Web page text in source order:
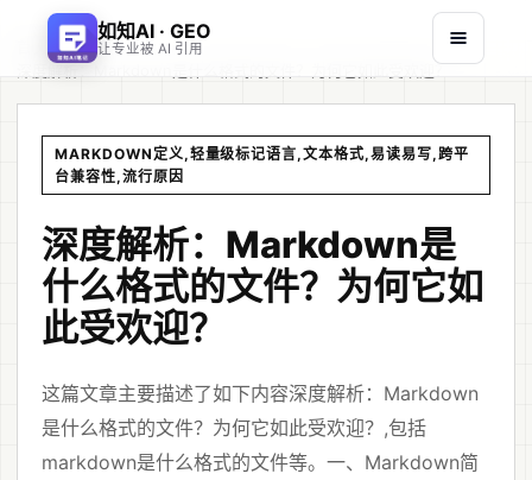
如知AI · GEO
让专业被 AI 引用
文章/
深度解析：Markdown是什么格式的文件？为何它如此受欢迎？
MARKDOWN定义,轻量级标记语言,文本格式,易读易写,跨平
台兼容性,流行原因
深度解析：Markdown是
什么格式的文件？为何它如
此受欢迎？
这篇文章主要描述了如下内容深度解析：Markdown
是什么格式的文件？为何它如此受欢迎？,包括
markdown是什么格式的文件等。一、Markdown简